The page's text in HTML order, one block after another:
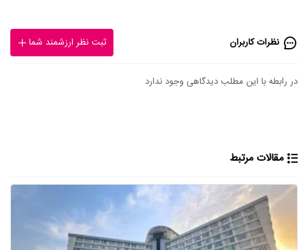
نظرات کاربران ثبت نظر ارزشمند شما
در رابطه با این مطلب دیدگاهی وجود ندارد
مقالات مرتبط